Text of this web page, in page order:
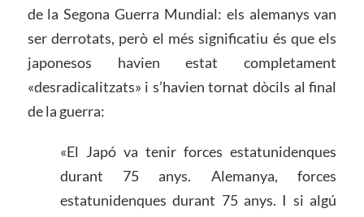
de la Segona Guerra Mundial: els alemanys van
ser derrotats, però el més significatiu és que els
japonesos havien estat completament
«desradicalitzats» i s’havien tornat dòcils al final
de la guerra:
«El Japó va tenir forces estatunidenques
durant 75 anys. Alemanya, forces
estatunidenques durant 75 anys. I si algú